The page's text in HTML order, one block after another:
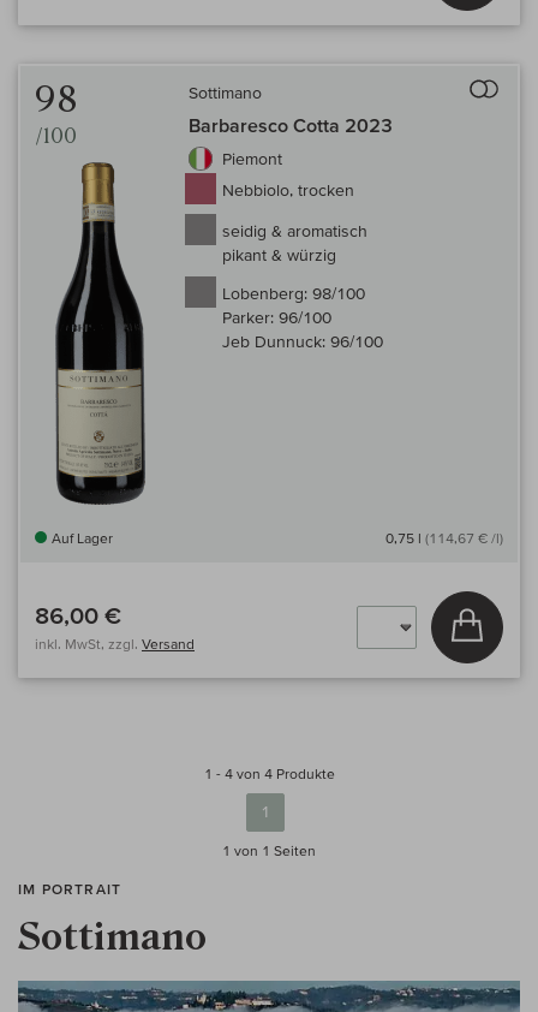
98
/100
Sottimano
Barbaresco Cotta 2023
Piemont
Nebbiolo, trocken
seidig & aromatisch
pikant & würzig
Lobenberg: 98/100
Parker: 96/100
Jeb Dunnuck: 96/100
Auf Lager 0,75 l (114,67 € /l)
86,00 €
inkl. MwSt, zzgl. Versand
In
1 - 4 von 4 Produkte
1
1 von 1 Seiten
IM PORTRAIT
Sottimano